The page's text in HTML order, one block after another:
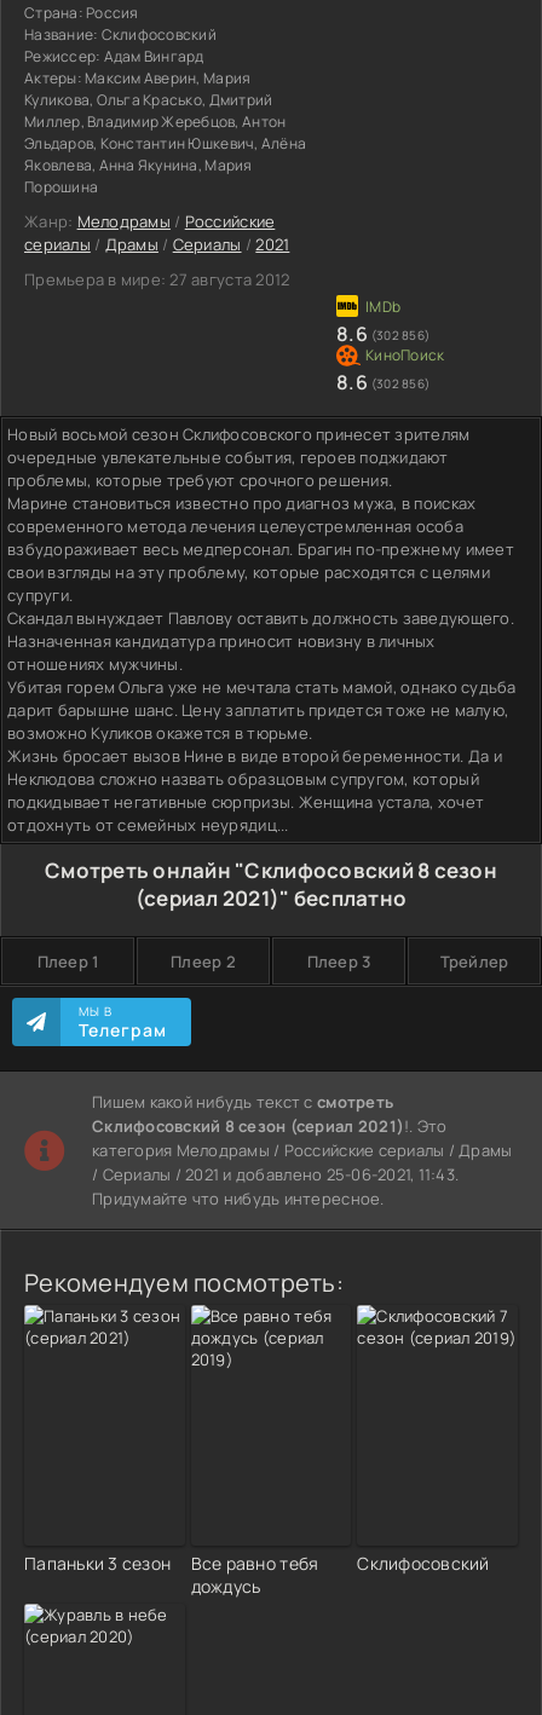
Страна: Россия
Название: Склифосовский
Режиссер: Адам Вингард
Актеры: Максим Аверин, Мария
Куликова, Ольга Красько, Дмитрий
Миллер, Владимир Жеребцов, Антон
Эльдаров, Константин Юшкевич, Алёна
Яковлева, Анна Якунина, Мария
Порошина
Жанр: Мелодрамы / Российские
сериалы / Драмы / Сериалы /2021
Премьера в мире: 27 августа 2012
8.6 (302 856)
8.6 (302 856)
Новый восьмой сезон Склифосовского принесет зрителям
очередные увлекательные события, героев поджидают
проблемы, которые требуют срочного решения.
Марине становиться известно про диагноз мужа, в поисках
современного метода лечения целеустремленная особа
взбудораживает весь медперсонал. Брагин по-прежнему имеет
свои взгляды на эту проблему, которые расходятся с целями
супруги.
Скандал вынуждает Павлову оставить должность заведующего.
Назначенная кандидатура приносит новизну в личных
отношениях мужчины.
Убитая горем Ольга уже не мечтала стать мамой, однако судьба
дарит барышне шанс. Цену заплатить придется тоже не малую,
возможно Куликов окажется в тюрьме.
Жизнь бросает вызов Нине в виде второй беременности. Да и
Неклюдова сложно назвать образцовым супругом, который
подкидывает негативные сюрпризы. Женщина устала, хочет
отдохнуть от семейных неурядиц...
Смотреть онлайн "Склифосовский 8 сезон
(сериал 2021)" бесплатно
Плеер 1 Плеер 2 Плеер 3 Трейлер
МЫ В
Телеграм
Пишем какой нибудь текст ссмотреть
Склифосовский 8 сезон (сериал 2021)!. Это
категория Мелодрамы / Российские сериалы / Драмы
/ Сериалы / 2021 и добавлено 25-06-2021, 11:43.
Придумайте что нибудь интересное.
Рекомендуем посмотреть:
Папаньки 3 сезон
Все равно тебя
дождусь
Склифосовский